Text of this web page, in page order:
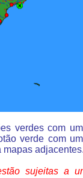
verdes com
verde com
mapas
sujeitas a